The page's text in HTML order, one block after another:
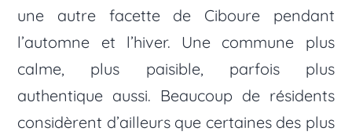
une autre facette de Ciboure pendant
l’automne et l’hiver. Une commune plus
calme, plus paisible, parfois plus
authentique aussi. Beaucoup de résidents
considèrent d’ailleurs que certaines des plus